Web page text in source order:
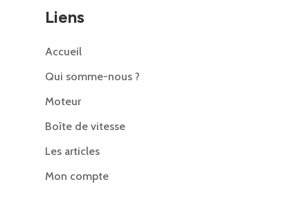
Liens
Accueil
Qui somme-nous ?
Moteur
Boîte de vitesse
Les articles
Mon compte